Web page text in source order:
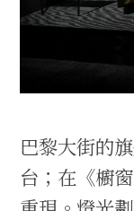
巴黎大街的
台；在《櫥